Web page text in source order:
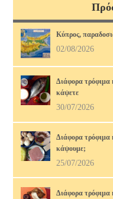
Κύπρος,
02/08/2026
Διάφορα τρόφιμα
κάψετε
30/07/2026
Διάφορα τρόφιμα
κάψουμε;
25/07/2026
Διάφορα τρόφιμα